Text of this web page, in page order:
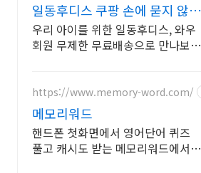
일동후디스 쿠팡 손에 묻지 않아
깔끔해요
우리 아이를 위한 일동후디스, 와우
회원 무제한 무료배송으로 만나보세
누리세요.
https://www.memory-word.com/
메모리워드
핸드폰 첫화면에서 영어단어 퀴즈
풀고 캐시도 받는 메모리워드에서